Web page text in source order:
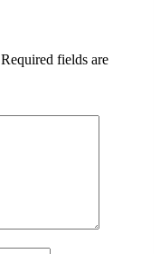
Required fields are